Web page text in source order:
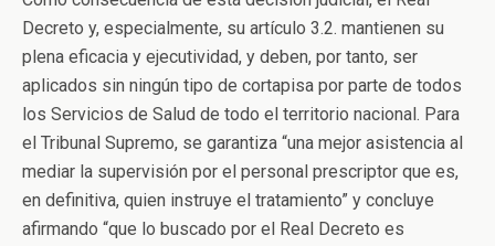
Decreto y, especialmente, su artículo 3.2. mantienen su
plena eficacia y ejecutividad, y deben, por tanto, ser
aplicados sin ningún tipo de cortapisa por parte de todos
los Servicios de Salud de todo el territorio nacional. Para
el Tribunal Supremo, se garantiza “una mejor asistencia al
mediar la supervisión por el personal prescriptor que es,
en definitiva, quien instruye el tratamiento” y concluye
afirmando “que lo buscado por el Real Decreto es